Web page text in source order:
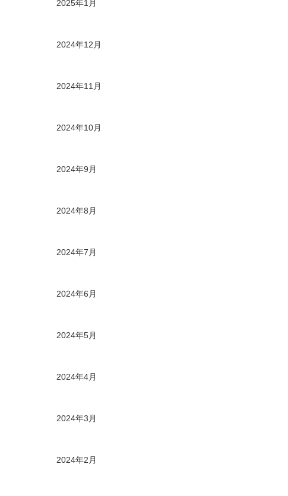
2025年1月
2024年12月
2024年11月
2024年10月
2024年9月
2024年8月
2024年7月
2024年6月
2024年5月
2024年4月
2024年3月
2024年2月